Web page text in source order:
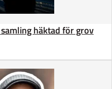
häktad för grov